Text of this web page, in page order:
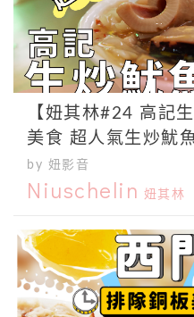
【妞其林#24 高記
美食 超人氣生炒魷魚
by 妞影音
Niuschelin 妞其林